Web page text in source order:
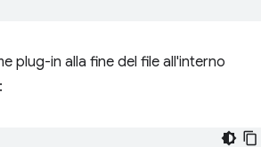
plug-in alla fine del file all'interno
: